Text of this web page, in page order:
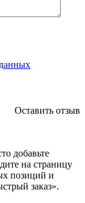
Оставить отзыв
добавьте
на страницу
позиций и
заказ».